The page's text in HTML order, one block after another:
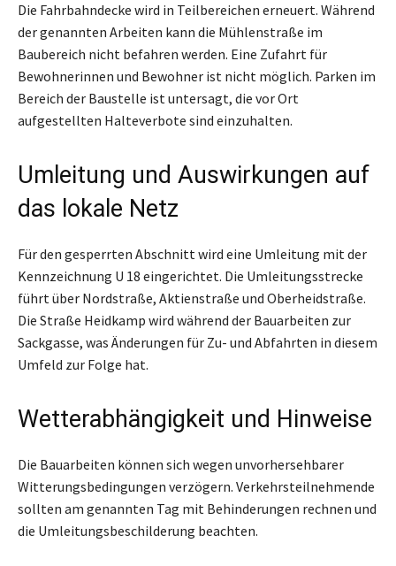
Die Fahrbahndecke wird in Teilbereichen erneuert. Während
der genannten Arbeiten kann die Mühlenstraße im
Baubereich nicht befahren werden. Eine Zufahrt für
Bewohnerinnen und Bewohner ist nicht möglich. Parken im
Bereich der Baustelle ist untersagt, die vor Ort
aufgestellten Halteverbote sind einzuhalten.
Umleitung und Auswirkungen auf
das lokale Netz
Für den gesperrten Abschnitt wird eine Umleitung mit der
Kennzeichnung U 18 eingerichtet. Die Umleitungsstrecke
führt über Nordstraße, Aktienstraße und Oberheidstraße.
Die Straße Heidkamp wird während der Bauarbeiten zur
Sackgasse, was Änderungen für Zu- und Abfahrten in diesem
Umfeld zur Folge hat.
Wetterabhängigkeit und Hinweise
Die Bauarbeiten können sich wegen unvorhersehbarer
Witterungsbedingungen verzögern. Verkehrsteilnehmende
sollten am genannten Tag mit Behinderungen rechnen und
die Umleitungsbeschilderung beachten.